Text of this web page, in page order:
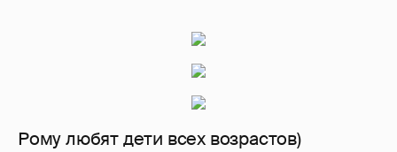
Рому любят дети всех возрастов)